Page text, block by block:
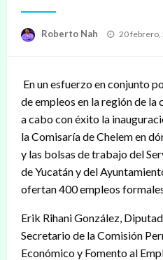
Roberto Nah
Publicado
20 febrero,
En un esfuerzo en conjunto
de empleos en la región de la
a cabo con éxito la
la Comisaría de Chelem en
y las bolsas de trabajo del
de Yucatán y del
ofertan 400 empleos
Erik Rihani González,
Secretario de la Comisión
Económico y Fomento al